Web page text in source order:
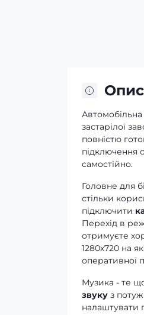
Опис
застарілої
повністю
підключення
самостійно.
Головне для
стільки
підключити
Перехід в
отримуєте
1280x720 на
оперативної
Музика - те
звуку з
налаштувати